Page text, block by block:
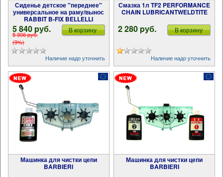
Сиденье детское "переднее"
универсальное на раму/вынос
RABBIT B-FIX BELLELLI
5 840 pуб.
5 306 pуб.
(9%)
В корзину
Наличие надо уточнить
Смазка 1л TF2 PERFORMANCE
CHAIN LUBRICANTWELDTITE
2 280 pуб. В корзину
Наличие надо уточнить
Машинка для чистки цепи
BARBIERI
Машинка для чистки цепи
BARBIERI